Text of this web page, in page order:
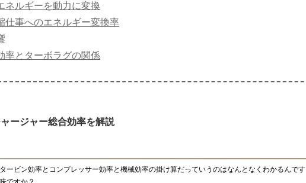
ネルギーを動力に変換
仕事へのエネルギー変換率
率とターボラグの関係
ージャー総合効率を解説
ービン効率とコンプレッサー効率と機械効率の掛け算だっていうのはなんとなくわかるんです